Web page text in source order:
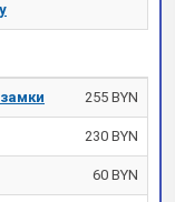
255 BYN
230 BYN
60 BYN